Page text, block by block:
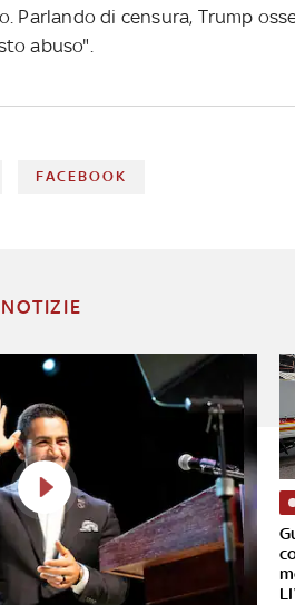
Parlando di censura, Trump
abuso".
FACEBOOK